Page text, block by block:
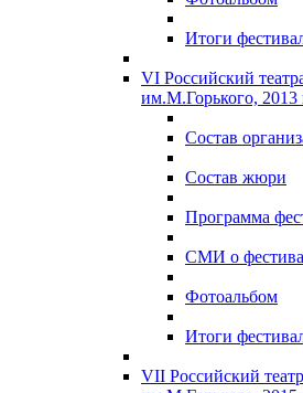
Итоги
VI Российский
им.М.Горького, 2013
Состав
Состав жюри
Программа
СМИ о
Фотоальбом
Итоги
VII Российский